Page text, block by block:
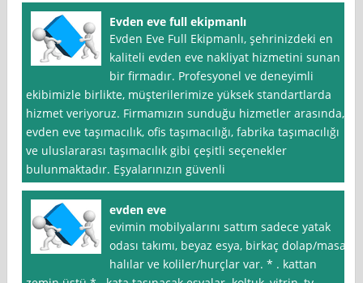
Evden eve full ekipmanlı
Evden Eve Full Ekipmanlı, şehrinizdeki en
kaliteli evden eve nakliyat hizmetini sunan
bir firmadır. Profesyonel ve deneyimli
ekibimizle birlikte, müşterilerimize yüksek standartlarda
hizmet veriyoruz. Firmamızın sunduğu hizmetler arasında,
evden eve taşımacılık, ofis taşımacılığı, fabrika taşımacılığı
ve uluslararası taşımacılık gibi çeşitli seçenekler
bulunmaktadır. Eşyalarınızın güvenli
evden eve
evimin mobilyalarını sattım sadece yatak
odası takımı, beyaz esya, birkaç dolap/masa,
halılar ve koliler/hurçlar var. * . kattan